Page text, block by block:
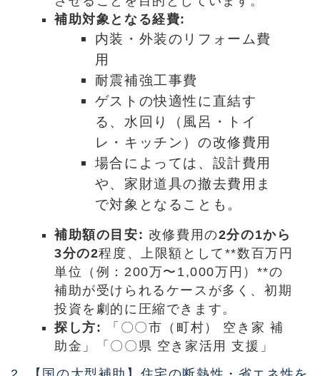
補助対象となる経費:
内装・外装のリフォーム費
用
耐震補強工事費
ゲストの快適性に直結す
る、水回り（風呂・トイ
レ・キッチン）の改修費用
場合によっては、設計費用
や、家財道具の撤去費用ま
で対象となることも。
補助額の目安: 改修費用の2分の1から
3分の2程度、上限額として**数百万円
単位（例：200万〜1,000万円）**の
補助が受けられるケースが多く、初期
投資を劇的に圧縮できます。
探し方:
「〇〇市（町村） 空き家 補
助金」「〇〇県 空き家活用 支援」